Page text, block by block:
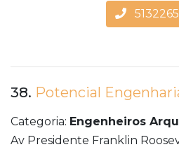
38. Potencial
Categoria: Engenheiros
Av Presidente Franklin